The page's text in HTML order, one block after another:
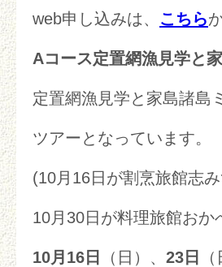
web申し込みは、 こちら
Aコース定置網漁見学と
定置網漁見学と家島諸島
ツアーとなっています。
(10月16日が割烹旅館志
10月30日が料理旅館おか
10月 16日 （日）、 23日